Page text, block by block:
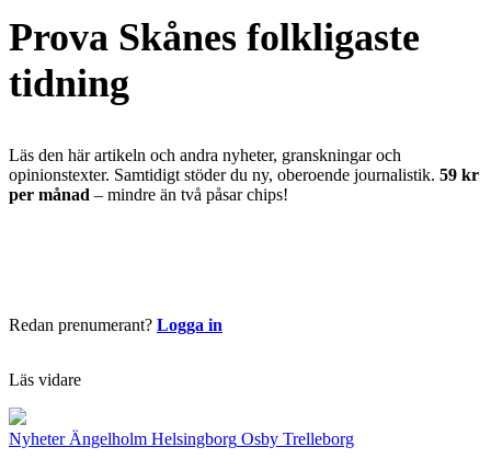
Prova Skånes folkligaste
tidning
Läs den här artikeln och andra nyheter, granskningar och
opinionstexter. Samtidigt stöder du ny, oberoende journalistik. 59 kr
per månad – mindre än två påsar chips!
Redan prenumerant? Logga in
Läs vidare
Nyheter Ängelholm Helsingborg Osby Trelleborg